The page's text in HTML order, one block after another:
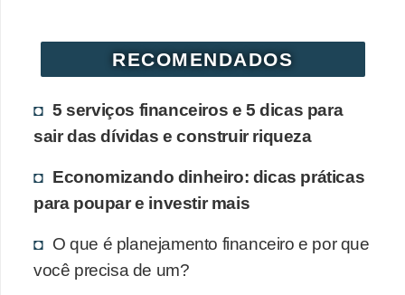
RECOMENDADOS
5 serviços financeiros e 5 dicas para
sair das dívidas e construir riqueza
Economizando dinheiro: dicas práticas
para poupar e investir mais
O que é planejamento financeiro e por que
você precisa de um?